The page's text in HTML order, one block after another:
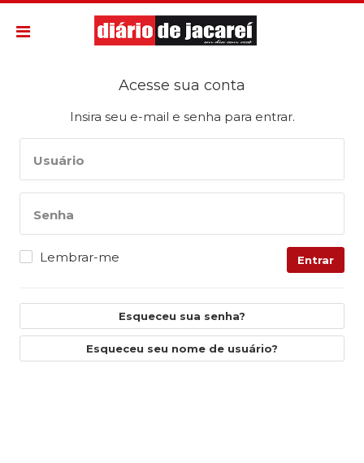
Acesse sua conta
Insira seu e-mail e senha para entrar.
Usuário
Senha
Lembrar-me Entrar
Esqueceu sua senha?
Esqueceu seu nome de usuário?